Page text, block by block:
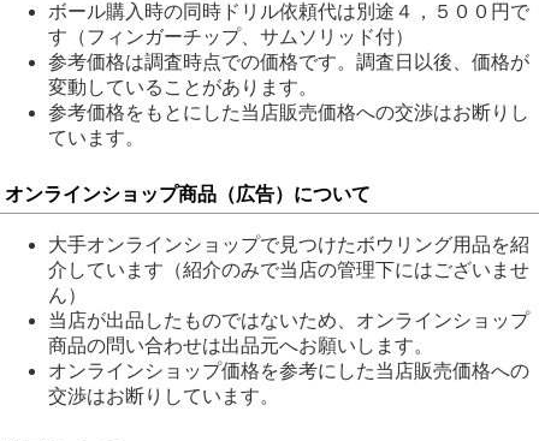
ボール購入時の同時ドリル依頼代は別途４，５００円で
す（フィンガーチップ、サムソリッド付）
参考価格は調査時点での価格です。調査日以後、価格が
変動していることがあります。
参考価格をもとにした当店販売価格への交渉はお断りし
ています。
オンラインショップ商品（広告）について
大手オンラインショップで見つけたボウリング用品を紹
介しています（紹介のみで当店の管理下にはございませ
ん）
当店が出品したものではないため、オンラインショップ
商品の問い合わせは出品元へお願いします。
オンラインショップ価格を参考にした当店販売価格への
交渉はお断りしています。